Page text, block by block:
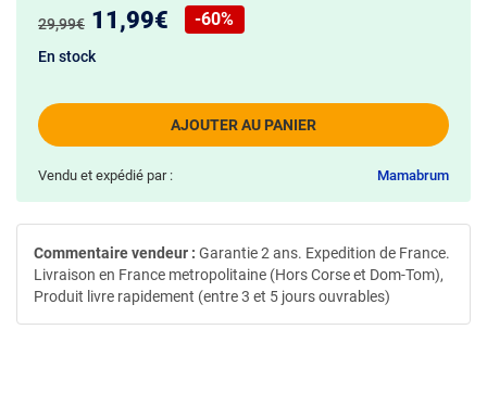
Ancien prix :
29,99€ Nouveau prix :
11,99€
Réduction de :
-60%
AJOUTER AU PANIER
En stock
Vendu et expédié par : Mamabrum
Commentaire vendeur : Garantie 2 ans. Expedition de France.
Livraison en France metropolitaine (Hors Corse et Dom-Tom),
Produit livre rapidement (entre 3 et 5 jours ouvrables)